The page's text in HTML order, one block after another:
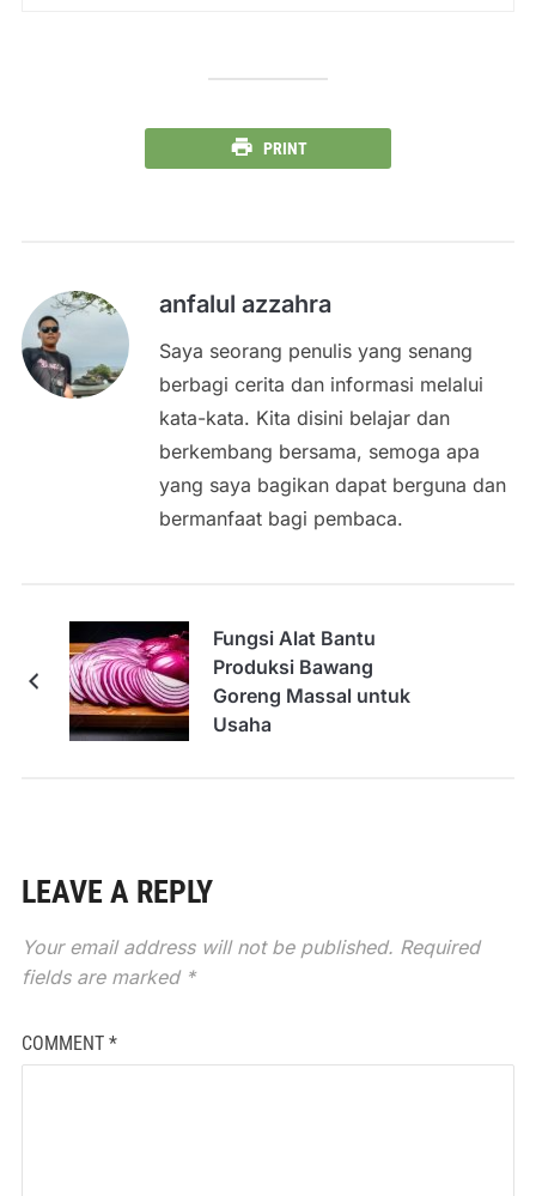
PRINT
anfalul azzahra
Saya seorang penulis yang senang
berbagi cerita dan informasi melalui
kata-kata. Kita disini belajar dan
berkembang bersama, semoga apa
yang saya bagikan dapat berguna dan
bermanfaat bagi pembaca.
Fungsi Alat Bantu
Produksi Bawang
Goreng Massal untuk
Usaha
LEAVE A REPLY
Your email address will not be published. Required
fields are marked *
COMMENT *